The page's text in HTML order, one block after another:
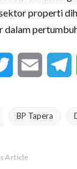
properti
dalam
Twitter Email
BP Tapera
Article